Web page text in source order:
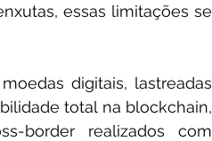
essas limitações se
digitais, lastreadas
total na blockchain,
border realizados com